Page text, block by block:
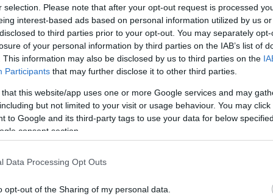
selection. Please note that after your opt-out request is processed
interest-based ads based on personal information utilized by us
to third parties prior to your opt-out. You may separately
of your personal information by third parties on the IAB’s list of
This information may also be disclosed by us to third parties on the
Participants that may further disclose it to other third parties.
that this website/app uses one or more Google services and may
but not limited to your visit or usage behaviour. You may
to Google and its third-party tags to use your data for below
consent section.
Data Processing Opt Outs
opt-out of the Sharing of my personal data.
di San Pantaleo
paese di San Pantaleo. Seguendo una
Manzoni, un’antica casa pastorale
un sentiero agevole, circondati da una
da corbezzoli, cisto e lecci. Il percorso,
si sviluppa tra spettacolari
tempo e dalle intemperie.
principale per svoltare a sinistra,